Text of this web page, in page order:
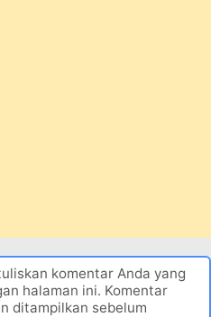
komentar Anda yang
halaman ini. Komentar
ditampilkan sebelum